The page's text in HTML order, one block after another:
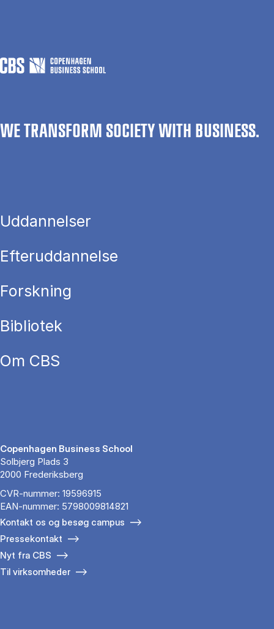
WE TRANSFORM SOCIETY WITH BUSINESS.
Uddannelser
Efteruddannelse
Forskning
Bibliotek
Om CBS
Copenhagen Business School
Solbjerg Plads 3
2000 Frederiksberg
CVR-nummer: 19596915
EAN-nummer: 5798009814821
Kontakt os og besøg campus
Pressekontakt
Nyt fra CBS
Til virksomheder